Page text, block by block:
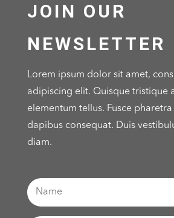
JOIN OUR
NEWSLETTER
Lorem ipsum dolor sit amet,
adipiscing elit. Quisque tristique
elementum tellus. Fusce
dapibus consequat. Duis
diam.